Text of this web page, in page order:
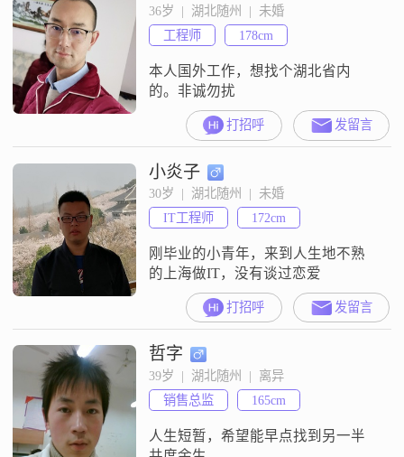
36岁  |  湖北随州  |  未婚
工程师
178cm
本人国外工作，想找个湖北省内
的。非诚勿扰
打招呼 发留言
小炎子
30岁  |  湖北随州  |  未婚
IT工程师
172cm
刚毕业的小青年，来到人生地不熟
的上海做IT，没有谈过恋爱
打招呼 发留言
哲字
39岁  |  湖北随州  |  离异
销售总监
165cm
人生短暂，希望能早点找到另一半